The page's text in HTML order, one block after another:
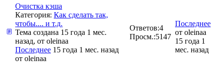
Очистка кэша
Категория: Как сделать так,
чтобы.... и т.д.
Тема создана 15 года 1 мес.
назад, от oleinaa
Последнее 15 года 1 мес. назад
от oleinaa
Ответов:4
Просм.:5147
Последнее
от oleinaa
15 года 1
мес. назад